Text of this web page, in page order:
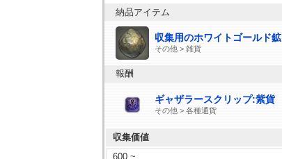
納品アイテム
収集用のホワイトゴールド鉱
その他 > 雑貨
報酬
ギャザラースクリップ:紫貨
その他 > 各種通貨
収集価値
600 ~